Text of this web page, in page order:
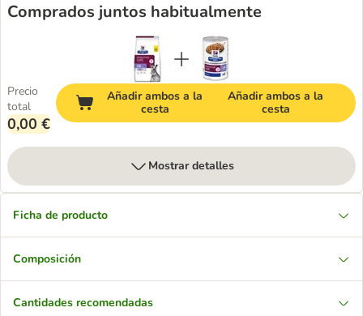
Comprados juntos habitualmente
Precio
total
0,00 €
Añadir ambos a la
cesta
Añadir ambos a la
cesta
Mostrar detalles
Ficha de producto
Composición
Cantidades recomendadas